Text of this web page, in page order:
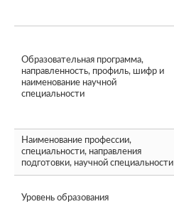
Образовательная программа,
направленность, профиль, шифр и
наименование научной
специальности
Наименование профессии,
специальности, направления
подготовки, научной специальности
Уровень образования